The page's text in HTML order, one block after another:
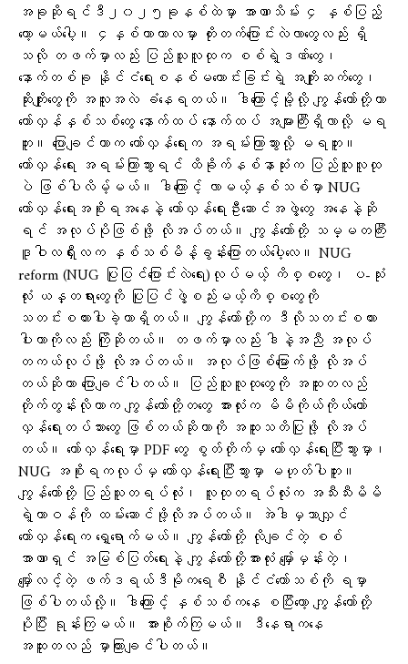
အခုဆိုရင်ဒီ၂၀၂၅ခုနစ်ထဲမှာ အာဏာသိမ်း ၄ နှစ်ပြည့်
တော့မ​ယ်ပေါ့။ ၄နှစ်တာကာလမှာ တိုးတက်ပြောင်းလဲလာတွေလည်း ရှိ
သလို တဖက်မှာလည်း ပြည်သူလူထုက စစ်ရဲ့ဒဏ်တွေ၊
နောက်တစ်ခု နိုင်ငံရေးစနစ်မကောင်းခြင်းရဲ့ အကျိုးဆက်တွေ၊
ဆိုးကျိုးတွေကို အလူးအလဲ ခံနေရတယ်။ ဒါကြောင့်မို့လို့ ကျွန်တော်တို့ဟာ
တော်လှန်နှစ်သစ်တွေ နောက်ထပ် နောက်ထပ် အများကြီးရှိလာလို့ မရ
ဘူး။ ပြောချင်တာက တော်လှန်ရေးက အရမ်းကြာသွားလို့ မရဘူး။
တော်လှန်ရေး အရမ်းကြာသွားရင် ထိခိုက်နစ်နာဆုံးက ပြည်သူလူထု
ပဲ ဖြစ်ပါလိမ့်မယ်။ ဒါကြောင့် လာမယ့်နှစ်သစ်မှာ NUG
တော်လှန်ရေးအစိုးရအနေနဲ့ တော်လှန်ရေးဦးဆောင်အဖွဲ့တွေ အနေနဲ့ဆို
ရင် အလုပ်ပိုဖြစ်ဖို့ လိုအပ်တယ်။ ကျွန်တော်တို့ သမ္မတကြီး
ဒူဝါလရှီးလက နှစ်သစ်မိန့်ခွန်းပြောတယ်ပေါ့လေ။ NUG
reform (NUG ပြုပြင်ပြောင်းလဲရေး)လုပ်မယ့် ကိစ္စတွေ၊ ပ-သုံး
လုံး ယန္တရားတွေကို ပြုပြင်ဖွဲ့စည်းမယ့်ကိစ္စတွေကို
သတင်းစကားပါးခဲ့တာရှိတယ်။ ကျွန်တော်တို့က ဒီလိုသတင်းစကား
ပါးတာကိုလည်း ကြိုဆိုတယ်။ တဖက်မှာလည်း ဒါနဲ့အညီ အလုပ်
တကယ်လုပ်ဖို့ လိုအပ်တယ်။ အလုပ်ဖြစ်မြောက်ဖို့ လိုအပ်
တယ်ဆိုတာ ပြောချင်ပါတယ်။ ပြည်သူလူထုတွေကို အထူးတလည်
တိုက်တွန်းလိုတာက ကျွန်တော်တို့တတွေ အားလုံးက မိမိကိုယ်ကိုယ်တော်
လှန်ရေးတပ်သားတွေ ဖြစ်တယ်ဆိုတာကို အထူးသတိပြုဖို့ လိုအပ်
တယ်။ တော်လှန်ရေးမှာ PDF တွေ စွတ်တိုက်မှ တော်လှန်ရေးပြီးသွားမှာ၊
NUG အစိုးရကလုပ်မှ တော်လှန်ရေးပြီးသွားမှာ မဟုတ်ပါဘူး။
ကျွန်တော်တို့ ပြည်သူတရပ်လုံး၊ လူထုတရပ်လုံးက အသီးသီးမိမိ
ရဲ့တာဝန်ကို ထမ်းဆောင်ဖို့လိုအပ်တယ်။ အဲဒါမှသာလျှင်
တော်လှန်ရေးက ရှေ့ရောက်မယ်။ ကျွန်တော်တို့ လိုချင်တဲ့ စစ်
အာဏာရှင် အမြစ်ပြတ်ရေးနဲ့ ကျွန်တော်တို့အားလုံး မျှော်မှန်းတဲ့၊
မျှော်လင့်တဲ့ ဖက်ဒရယ်ဒီမိုကရေစီ နိုင်ငံတော်သစ်ကို ရမှာ
ဖြစ်ပါတယ်လို့။ ဒါကြောင့် နှစ်သစ်ကနေ စပြီးတော့ ကျွန်တော်တို့
ပိုပြီး ရုန်းကြမယ်။ အားစိုက်ကြမယ်။ ဒီနေရာကနေ
အထူးတလည် မှာကြားချင်ပါတယ်။